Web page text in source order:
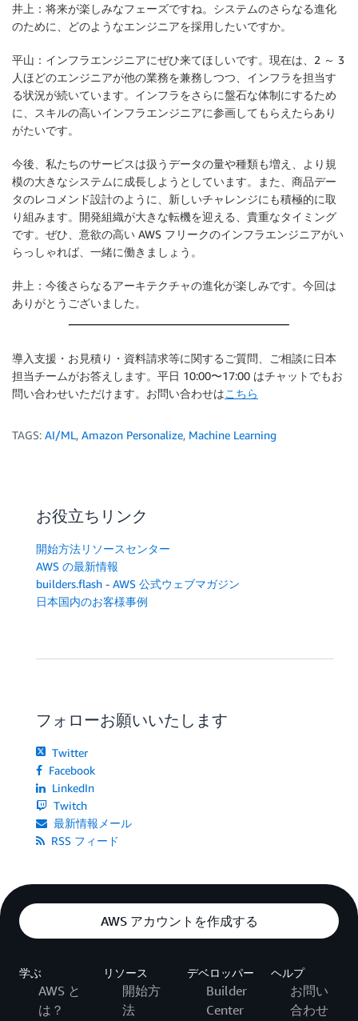
井上：将来が楽しみなフェーズですね。システムのさらなる進化
のために、どのようなエンジニアを採用したいですか。
平山：インフラエンジニアにぜひ来てほしいです。現在は、2 ～ 3
人ほどのエンジニアが他の業務を兼務しつつ、インフラを担当す
る状況が続いています。インフラをさらに盤石な体制にするため
に、スキルの高いインフラエンジニアに参画してもらえたらあり
がたいです。
今後、私たちのサービスは扱うデータの量や種類も増え、より規
模の大きなシステムに成長しようとしています。また、商品デー
タのレコメンド設計のように、新しいチャレンジにも積極的に取
り組みます。開発組織が大きな転機を迎える、貴重なタイミング
です。ぜひ、意欲の高い AWS フリークのインフラエンジニアがい
らっしゃれば、一緒に働きましょう。
井上：今後さらなるアーキテクチャの進化が楽しみです。今回は
ありがとうございました。
導入支援・お見積り・資料請求等に関するご質問、ご相談に日本
担当チームがお答えします。平日 10:00〜17:00 はチャットでもお
問い合わせいただけます。お問い合わせはこちら
TAGS: AI/ML, Amazon Personalize, Machine Learning
お役立ちリンク
開始方法リソースセンター
AWS の最新情報
builders.flash - AWS 公式ウェブマガジン
日本国内のお客様事例
フォローお願いいたします
Twitter
Facebook
LinkedIn
Twitch
最新情報メール
RSS フィード
AWS アカウントを作成する
学ぶ
AWS と
は？
リソース
開始方
法
デベロッパー
Builder
Center
ヘルプ
お問い
合わせ